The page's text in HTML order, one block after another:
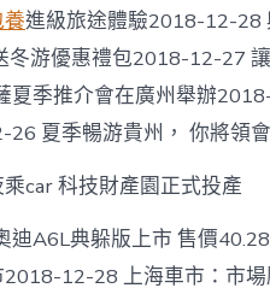
進級旅途體驗2018-12-28
冬游優惠禮包2018-12-27
夏季推介會在廣州舉辦
26 夏季暢游貴州， 你將領
car 科技財產園正式投產
迪A6L典躲版上市 售價
12-28 上海車市：市